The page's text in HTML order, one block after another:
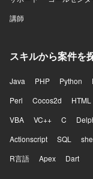
講師
スキルから案件を
Java PHP Python
Perl
Cocos2d HTML
VBA
VC++ C
Actionscript
SQL
R言語
Apex Dart